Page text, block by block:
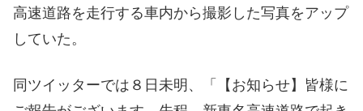
高速道路を走行する車内から撮影した写真をアップ
していた。
同ツイッターでは８日未明、「【お知らせ】皆様に